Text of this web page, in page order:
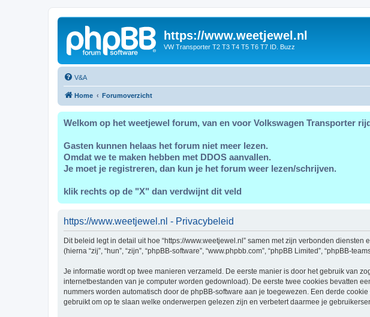
https://www.weetjewel.nl
VW Transporter T2 T3 T4 T5 T6 T7 ID. Buzz
V&A
Home Forumoverzicht
Welkom op het weetjewel forum, van en voor Volkswagen Transporter
Gasten kunnen helaas het forum niet meer lezen.
Omdat we te maken hebben met DDOS aanvallen.
Je moet je registreren, dan kun je het forum weer lezen/schrijven.
klik rechts op de "X" dan verdwijnt dit veld
https://www.weetjewel.nl - Privacybeleid
Dit beleid legt in detail uit hoe “https://www.weetjewel.nl” samen met zijn verbonden diensten
(hierna “zij”, “hun”, “zijn”, “phpBB-software”, “www.phpbb.com”, “phpBB Limited”, “phpBB-
Je informatie wordt op twee manieren verzameld. De eerste manier is door het gebruik van
internetbestanden van je computer worden gedownload). De eerste twee cookies bevatten
nummers worden automatisch door de phpBB-software aan je toegewezen. Een derde
gebruikt om op te slaan welke onderwerpen gelezen zijn en verbetert daarmee je